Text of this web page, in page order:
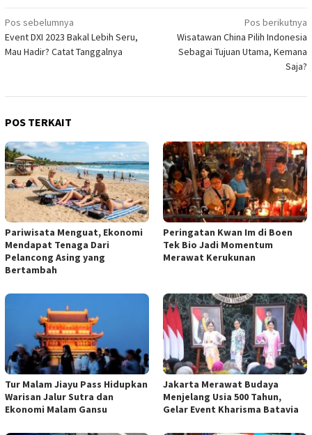
Navigasi
pos
Pos sebelumnya
Event DXI 2023 Bakal Lebih Seru,
Mau Hadir? Catat Tanggalnya
Pos berikutnya
Wisatawan China Pilih Indonesia
Sebagai Tujuan Utama, Kemana
Saja?
POS TERKAIT
Pariwisata Menguat, Ekonomi
Mendapat Tenaga Dari
Pelancong Asing yang
Bertambah
Peringatan Kwan Im di Boen
Tek Bio Jadi Momentum
Merawat Kerukunan
Tur Malam Jiayu Pass Hidupkan
Warisan Jalur Sutra dan
Ekonomi Malam Gansu
Jakarta Merawat Budaya
Menjelang Usia 500 Tahun,
Gelar Event Kharisma Batavia